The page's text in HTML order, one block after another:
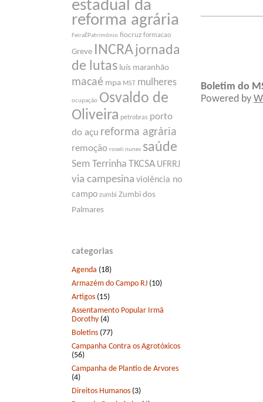
estadual da
reforma agrária
FeiraÉPatrimônio fiocruz formacao
Greve INCRA jornada
de lutas luís maranhão
macaé mpa MST mulheres
ocupação Osvaldo de
Oliveira petrobras porto
do açu reforma agrária
remoção roseli nunes saúde
Sem Terrinha TKCSA UFRRJ
via campesina violência no
campo zumbi Zumbi dos
Palmares
categorias
Agenda (18)
Armazém do Campo RJ (10)
Artigos (15)
Assentamento Popular Irmã
Dorothy (4)
Boletins (77)
Campanha Contra os Agrotóxicos
(56)
Campanha de Plantio de Arvores
(4)
Direitos Humanos (3)
Boletim do
Powered by